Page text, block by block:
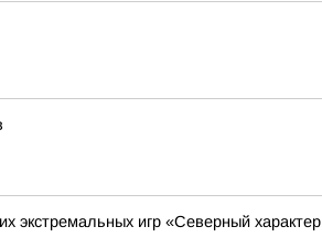
экстремальных игр «Северный характер